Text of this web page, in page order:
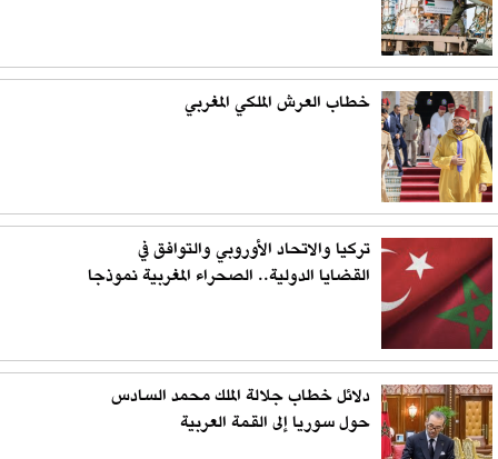
خطاب العرش الملكي المغربي
تركيا والاتحاد الأوروبي والتوافق في
القضايا الدولية.. الصحراء المغربية نموذجا
دلائل خطاب جلالة الملك محمد السادس
حول سوريا إلى القمة العربية